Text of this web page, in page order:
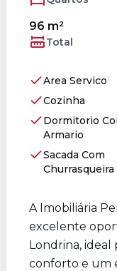
96 m²
Total
Area Servico
Cozinha
Dormitorio
Armario
Sacada Com
Churrasqueira
A Imobiliária
excelente
Londrina, ideal
conforto e um